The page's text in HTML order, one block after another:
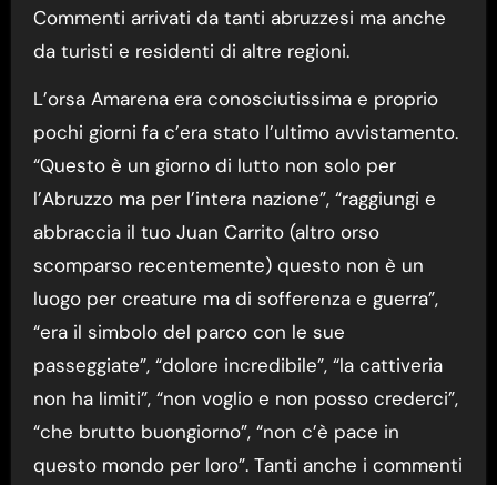
Commenti arrivati da tanti abruzzesi ma anche
da turisti e residenti di altre regioni.
L’orsa Amarena era conosciutissima e proprio
pochi giorni fa c’era stato l’ultimo avvistamento.
“Questo è un giorno di lutto non solo per
l’Abruzzo ma per l’intera nazione”, “raggiungi e
abbraccia il tuo Juan Carrito (altro orso
scomparso recentemente) questo non è un
luogo per creature ma di sofferenza e guerra”,
“era il simbolo del parco con le sue
passeggiate”, “dolore incredibile”, “la cattiveria
non ha limiti”, “non voglio e non posso crederci”,
“che brutto buongiorno”, “non c’è pace in
questo mondo per loro”. Tanti anche i commenti